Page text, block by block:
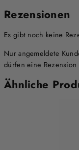
Rezensionen
Es gibt noch keine
Nur angemeldete
dürfen eine Rezension
Ähnliche